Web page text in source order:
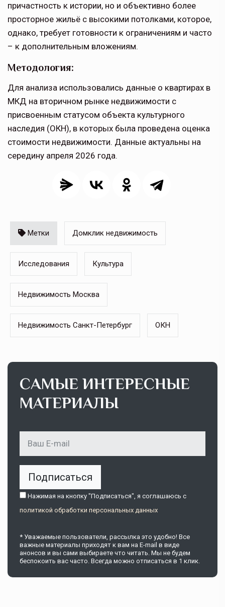
причастность к истории, но и объективно более
просторное жильё с высокими потолками, которое,
однако, требует готовности к ограничениям и часто
– к дополнительным вложениям.
Методология:
Для анализа использовались данные о квартирах в
МКД на вторичном рынке недвижимости с
присвоенным статусом объекта культурного
наследия (ОКН), в которых была проведена оценка
стоимости недвижимости. Данные актуальны на
середину апреля 2026 года.
Метки Домклик недвижимость
Исследования Культура
Недвижимость Москва
Недвижимость Санкт-Петербург ОКН
САМЫЕ ИНТЕРЕСНЫЕ
МАТЕРИАЛЫ
Подписаться
Нажимая на кнопку "Подписаться", я соглашаюсь c
политикой обработки персональных данных
* Уважаемые пользователи, рассылка это удобно! Все
важные материалы приходят к вам на E-mail в виде
анонсов и вы сами выбираете что читать. Мы не будем
беспокоить вас часто. Всегда можно отписаться в 1 клик.